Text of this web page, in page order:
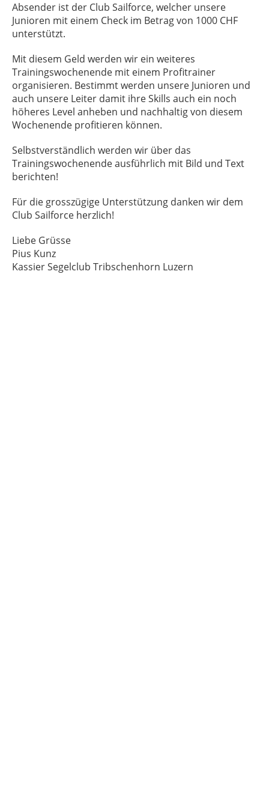
Absender ist der Club Sailforce, welcher unsere
Junioren mit einem Check im Betrag von 1000 CHF
unterstützt.
Mit diesem Geld werden wir ein weiteres
Trainingswochenende mit einem Profitrainer
organisieren. Bestimmt werden unsere Junioren und
auch unsere Leiter damit ihre Skills auch ein noch
höheres Level anheben und nachhaltig von diesem
Wochenende profitieren können.
Selbstverständlich werden wir über das
Trainingswochenende ausführlich mit Bild und Text
berichten!
Für die grosszügige Unterstützung danken wir dem
Club Sailforce herzlich!
Liebe Grüsse
Pius Kunz
Kassier Segelclub Tribschenhorn Luzern